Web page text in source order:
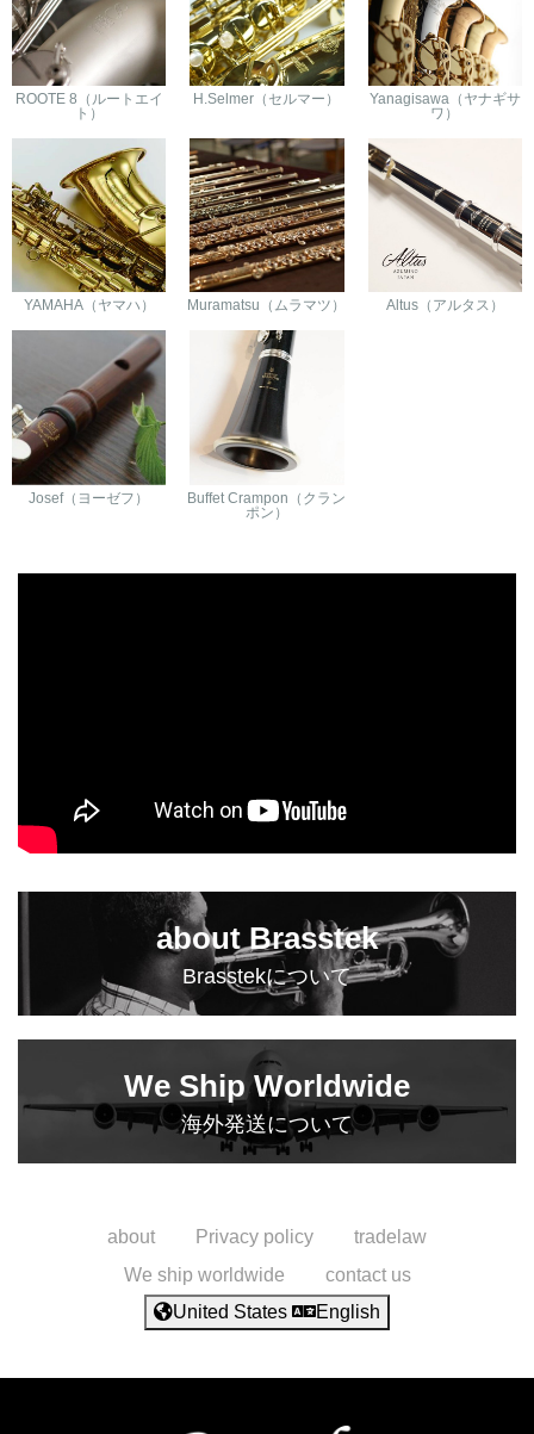
ROOTE 8（ルートエイ
ト）
H.Selmer（セルマー）
Yanagisawa（ヤナギサ
ワ）
YAMAHA（ヤマハ） Muramatsu（ムラマツ） Altus（アルタス）
Josef（ヨーゼフ）
Buffet Crampon（クラン
ポン）
about Brasstek
Brasstekについて
We Ship Worldwide
海外発送について
about Privacy policy
tradelaw
We ship worldwide
contact us
United States
English